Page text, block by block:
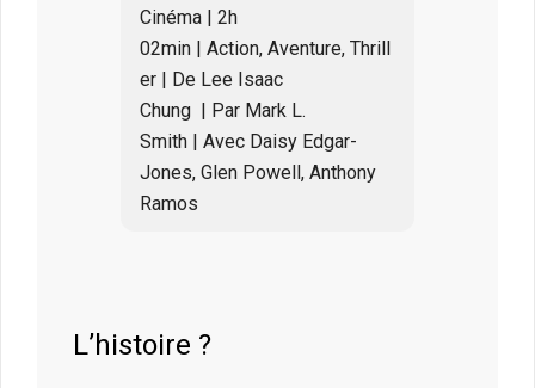
Cinéma | 2h
02min | Action, Aventure, Thrill
er | De Lee Isaac
Chung | Par Mark L.
Smith | Avec Daisy Edgar-
Jones, Glen Powell, Anthony
Ramos
L’histoire ?